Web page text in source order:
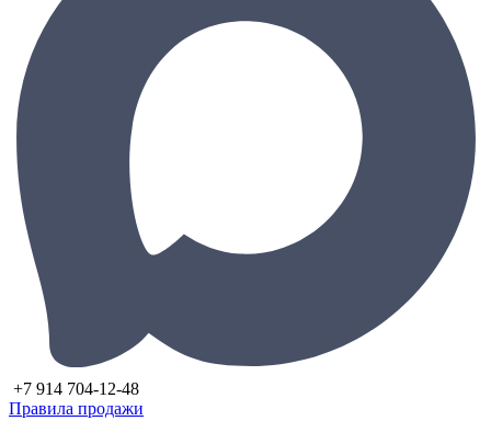
+7 914 704-12-48
Правила продажи